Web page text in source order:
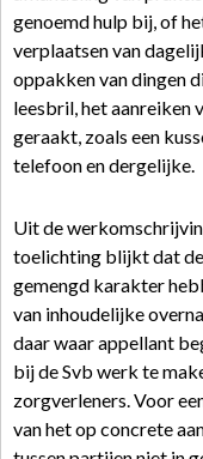
genoemd hulp bij, of
verplaatsen van
oppakken van dingen
leesbril, het aanreiken
geraakt, zoals een
telefoon en dergelijke.
Uit de
toelichting blijkt dat
gemengd karakter
van inhoudelijke
daar waar appellant
bij de Svb werk te
zorgverleners. Voor
van het op concrete